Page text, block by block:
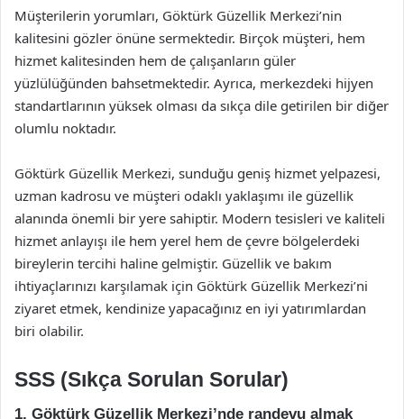
Müşterilerin yorumları, Göktürk Güzellik Merkezi’nin
kalitesini gözler önüne sermektedir. Birçok müşteri, hem
hizmet kalitesinden hem de çalışanların güler
yüzlülüğünden bahsetmektedir. Ayrıca, merkezdeki hijyen
standartlarının yüksek olması da sıkça dile getirilen bir diğer
olumlu noktadır.
Göktürk Güzellik Merkezi, sunduğu geniş hizmet yelpazesi,
uzman kadrosu ve müşteri odaklı yaklaşımı ile güzellik
alanında önemli bir yere sahiptir. Modern tesisleri ve kaliteli
hizmet anlayışı ile hem yerel hem de çevre bölgelerdeki
bireylerin tercihi haline gelmiştir. Güzellik ve bakım
ihtiyaçlarınızı karşılamak için Göktürk Güzellik Merkezi’ni
ziyaret etmek, kendinize yapacağınız en iyi yatırımlardan
biri olabilir.
SSS (Sıkça Sorulan Sorular)
1. Göktürk Güzellik Merkezi’nde randevu almak